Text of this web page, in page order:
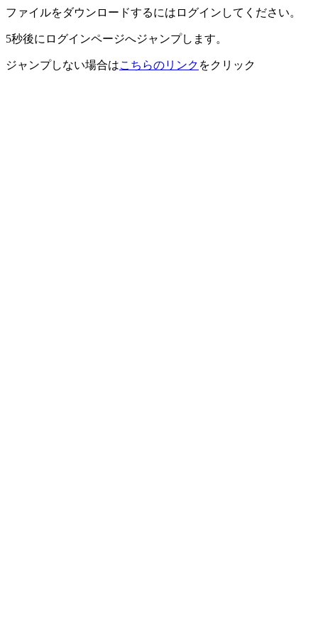
ファイルをダウンロードするにはログインしてください。
5秒後にログインページへジャンプします。
ジャンプしない場合はこちらのリンク をクリック